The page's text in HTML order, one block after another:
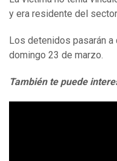
y era residente del
Los detenidos pasarán
domingo 23 de marzo.
También te puede